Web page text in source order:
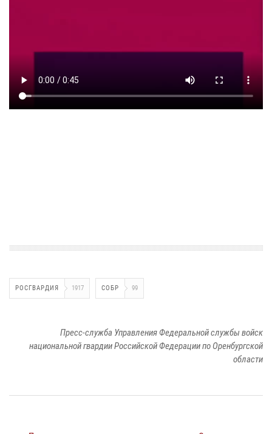
РОСГВАРДИЯ 1917 СОБР 99
Пресс-служба Управления Федеральной службы войск
национальной гвардии Российской Федерации по Оренбургской
области